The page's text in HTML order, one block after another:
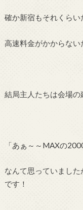
確か新宿もそれくらい
高速料金がかからない
結局主人たちは会場の
「あぁ～～MAXの
なんて思っていまし
です！